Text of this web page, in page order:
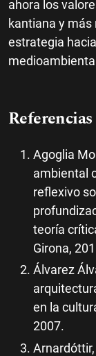
ahora los
kantiana y más
estrategia
Referencias
Agoglia
ambiental
reflexivo
teoría
Girona,
Álvarez
en la
2007.